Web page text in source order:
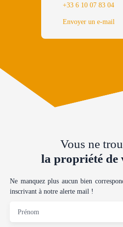
+33 6 10 07 83 04
Envoyer un e-mail
Vous ne
la propriété de
Ne manquez plus aucun bien
inscrivant à notre alerte mail !
Prénom